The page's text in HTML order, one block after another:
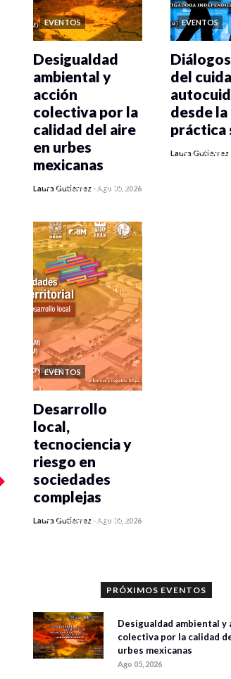
EVENTOS
0 veces compartido
Desigualdad
ambiental y
acción
colectiva por la
calidad del aire
en urbes
mexicanas
Laura Gutiérrez -Ago 05, 2026
EVENTOS
0 veces
del
desde la
práctica
Laura Gutiérrez
EVENTOS
0 veces compartido
Desarrollo
local,
tecnociencia y
riesgo en
sociedades
complejas
Laura Gutiérrez -Ago 05, 2026
PRÓXIMOS EVENTOS
Desigualdad ambiental y
colectiva por la calidad
urbes mexicanas
Ago 05, 2026